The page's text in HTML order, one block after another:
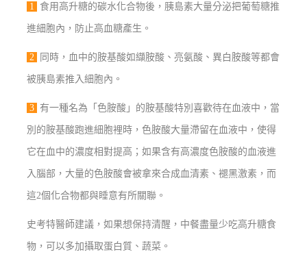
1 食用高升糖的碳水化合物後，胰島素大量分泌把葡萄糖推
進細胞內，防止高血糖產生。
2 同時，血中的胺基酸如纈胺酸、亮氨酸、異白胺酸等都會
被胰島素推入細胞內。
3 有一種名為「色胺酸」的胺基酸特別喜歡待在血液中，當
別的胺基酸跑進細胞裡時，色胺酸大量滯留在血液中，使得
它在血中的濃度相對提高；如果含有高濃度色胺酸的血液進
入腦部，大量的色胺酸會被拿來合成血清素、褪黑激素，而
這2個化合物都與睡意有所關聯。
史考特醫師建議，如果想保持清醒，中餐盡量少吃高升糖食
物，可以多加攝取蛋白質、蔬菜。